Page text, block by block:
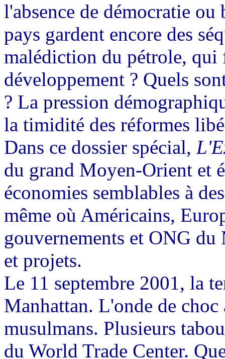
l'absence de démocratie
pays gardent encore des
malédiction du pétrole, qui
développement ? Quels
? La pression
la timidité des réformes
Dans ce dossier spécial,
du grand Moyen-Orient et
économies semblables à
même où Américains,
gouvernements et ONG
et projets.
Le 11 septembre 2001, la
Manhattan. L'onde de choc
musulmans. Plusieurs
du World Trade Center.